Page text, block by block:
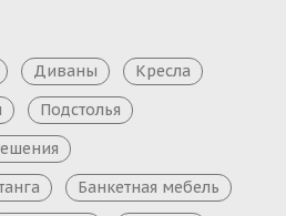
Диваны
Кресла
Подстолья
Банкетная мебель